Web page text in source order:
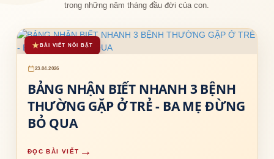
trong những năm tháng đầu đời của con.
★BÀI VIẾT NỔI BẬT
23.04.2026
BẢNG NHẬN BIẾT NHANH 3 BỆNH
THƯỜNG GẶP Ở TRẺ - BA MẸ ĐỪNG
BỎ QUA
ĐỌC BÀI VIẾT →